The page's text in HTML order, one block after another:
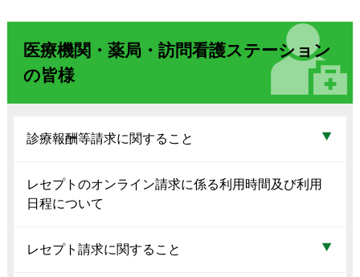
医療機関・薬局・訪問看護ステーション
の皆様
診療報酬等請求に関すること
レセプトのオンライン請求に係る利用時間及び利用
日程について
レセプト請求に関すること